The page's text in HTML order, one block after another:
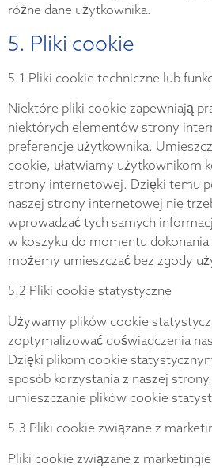
różne dane użytkownika.
5. Pliki cookie
5.1 Pliki cookie techniczne lub
Niektóre pliki cookie zapewniają
niektórych elementów strony
preferencje użytkownika.
cookie, ułatwiamy użytkownikom
strony internetowej. Dzięki temu
naszej strony internetowej nie
wprowadzać tych samych
w koszyku do momentu dokonania
możemy umieszczać bez zgody
5.2 Pliki cookie statystyczne
Używamy plików cookie
zoptymalizować doświadczenia
Dzięki plikom cookie
sposób korzystania z naszej
umieszczanie plików cookie
5.3 Pliki cookie związane z
Pliki cookie związane z